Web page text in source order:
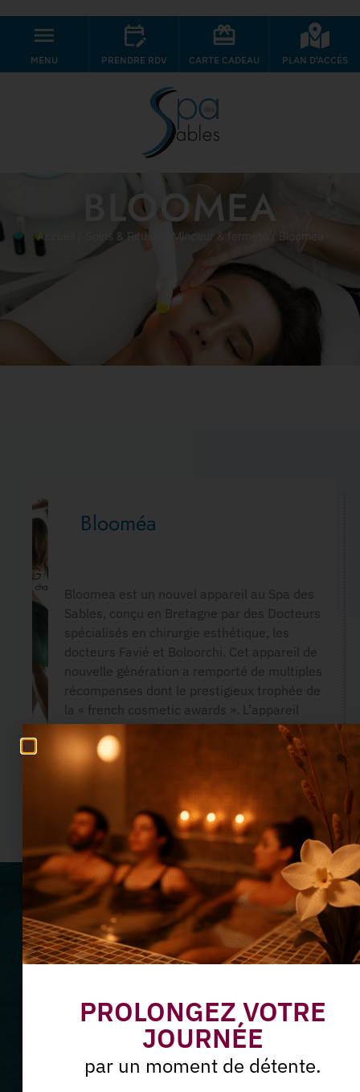
MENU PRENDRE RDV CARTE CADEAU PLAN D'ACCÉS
BLOOMEA
Accueil Soins & Rituels Minceur & fermeté / Bloomea
Blooméa
Bloomea est un nouvel appareil au Spa des
Sables, conçu en Bretagne par des Docteurs
spécialisés en chirurgie esthétique, les
docteurs Favié et Boloorchi. Cet appareil de
nouvelle génération a remporté de multiples
récompenses dont le prestigieux trophée de
la « french cosmetic awards ». L’appareil
Blooméa
En savoir plus
Ne manquez plus nos offres
du moment
Newsletter
PROLONGEZ VOTRE
JOURNÉE
par un moment de détente.